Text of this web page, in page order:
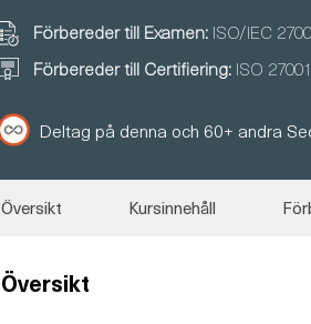
Förbereder till Examen: ISO/IEC
Förbereder till Certifiering: ISO
Deltag på denna och 60+ andra
Översikt Kursinnehåll
Översikt